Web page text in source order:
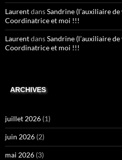
LaurentdansSandrine (l’auxiliaire
Coordinatrice et moi !!!
LaurentdansSandrine (l’auxiliaire
Coordinatrice et moi !!!
ARCHIVES
juillet 2026 (1)
juin 2026 (2)
mai 2026 (3)